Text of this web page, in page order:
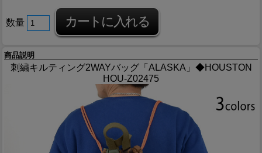
数量
商品説明
刺繍キルティング2WAYバッグ「ALASKA」◆HOUSTON
HOU-Z02475